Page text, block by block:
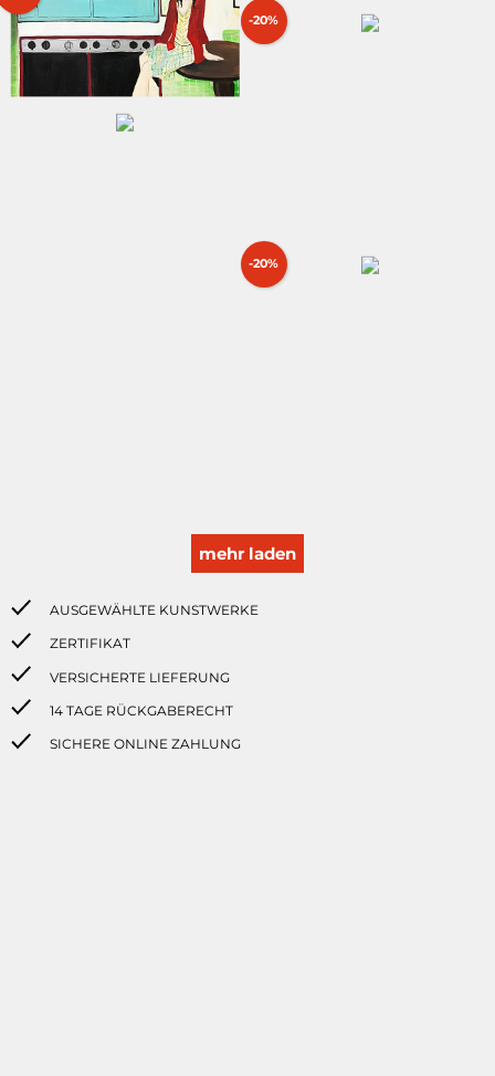
-20%
-20%
mehr laden
AUSGEWÄHLTE KUNSTWERKE
ZERTIFIKAT
VERSICHERTE LIEFERUNG
14 TAGE RÜCKGABERECHT
SICHERE ONLINE ZAHLUNG